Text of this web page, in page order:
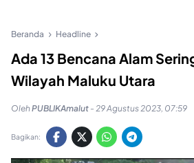
Beranda Headline
Ada 13 Bencana Alam
Wilayah Maluku Utara
OlehPUBLIKAmalut - 29 Agustus 2023, 07:59
Bagikan: